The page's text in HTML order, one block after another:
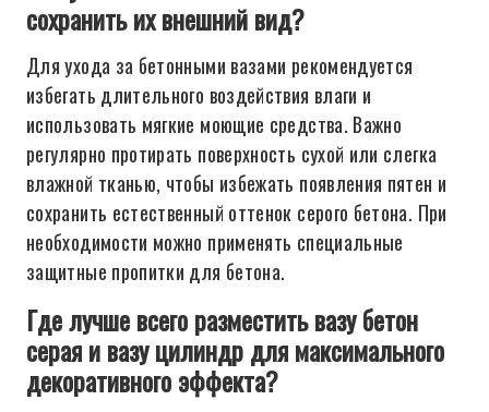
сохранить их внешний вид?
Для ухода за бетонными вазами рекомендуется
избегать длительного воздействия влаги и
использовать мягкие моющие средства. Важно
регулярно протирать поверхность сухой или слегка
влажной тканью, чтобы избежать появления пятен и
сохранить естественный оттенок серого бетона. При
необходимости можно применять специальные
защитные пропитки для бетона.
Где лучше всего разместить вазу бетон
серая и вазу цилиндр для максимального
декоративного эффекта?